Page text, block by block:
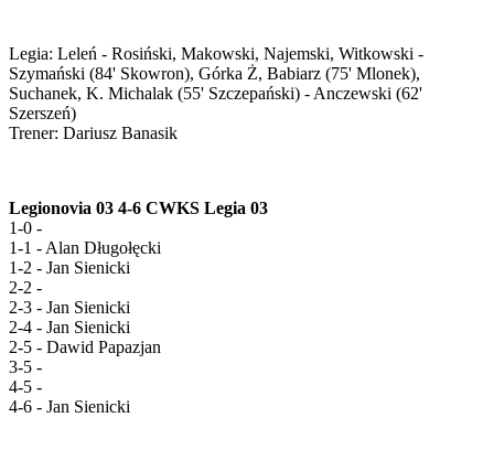
Legia: Leleń - Rosiński, Makowski, Najemski, Witkowski -
Szymański (84' Skowron), Górka Ż, Babiarz (75' Mlonek),
Suchanek, K. Michalak (55' Szczepański) - Anczewski (62'
Szerszeń)
Trener: Dariusz Banasik
Legionovia 03 4-6 CWKS Legia 03
1-0 -
1-1 - Alan Długołęcki
1-2 - Jan Sienicki
2-2 -
2-3 - Jan Sienicki
2-4 - Jan Sienicki
2-5 - Dawid Papazjan
3-5 -
4-5 -
4-6 - Jan Sienicki